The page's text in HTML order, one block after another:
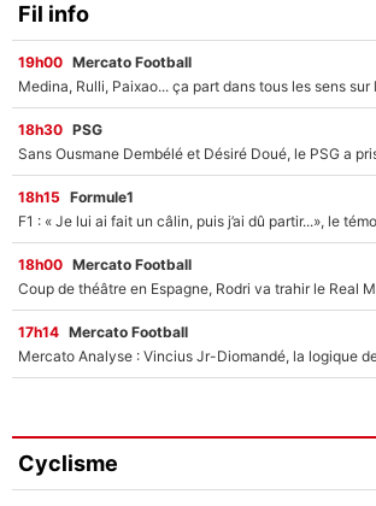
Fil info
19h00 Mercato Football
18h30 PSG
18h15 Formule1
18h00 Mercato Football
17h14 Mercato Football
Cyclisme